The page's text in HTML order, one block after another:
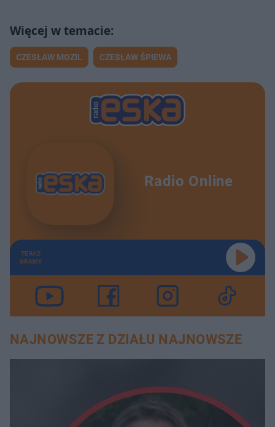
CZESŁAW MOZIL CZESŁAW ŚPIEWA
Radio Online
TERAZ
GRAMY
NAJNOWSZE Z DZIAŁU NAJNOWSZE